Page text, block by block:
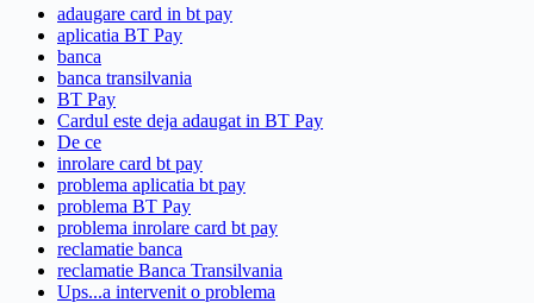
adaugare card in bt pay
aplicatia BT Pay
banca
banca transilvania
BT Pay
Cardul este deja adaugat in BT Pay
De ce
inrolare card bt pay
problema aplicatia bt pay
problema BT Pay
problema inrolare card bt pay
reclamatie banca
reclamatie Banca Transilvania
Ups...a intervenit o problema